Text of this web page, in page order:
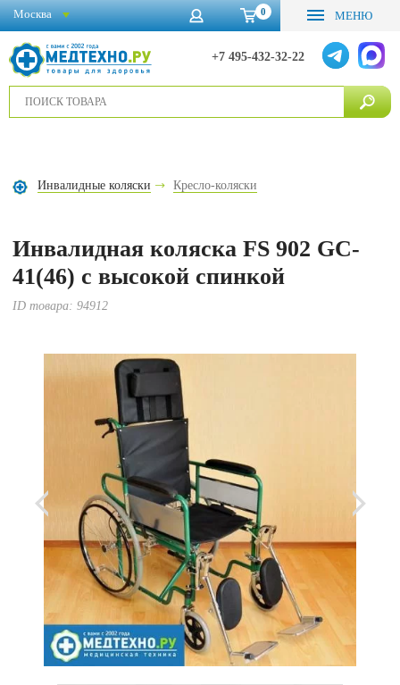
0 МЕНЮ
+7 495-432-32-22
Москва
Инвалидные коляски Кресло-коляски
Инвалидная коляска FS 902 GC-
41(46) с высокой спинкой
ID товара:94912